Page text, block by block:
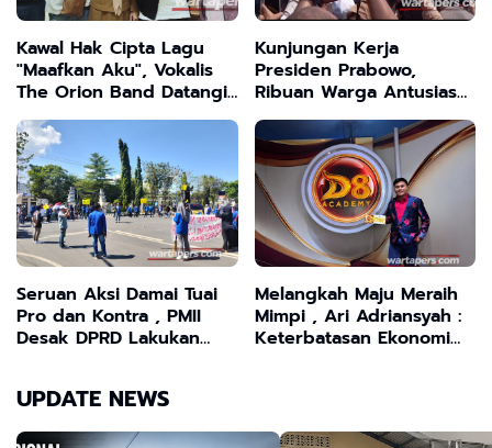
Kawal Hak Cipta Lagu
"Maafkan Aku", Vokalis
The Orion Band Datangi
Disporabudpar dan
Dorong Musisi Sampang
Kunjungan Kerja
Presiden Prabowo,
Ribuan Warga Antusias
Tak Perduli Diguyur
Hujan
Seruan Aksi Damai Tuai
Pro dan Kontra , PMII
Desak DPRD Lakukan
Melangkah Maju Meraih
Mimpi , Ari Adriansyah :
Keterbatasan Ekonomi
UPDATE NEWS